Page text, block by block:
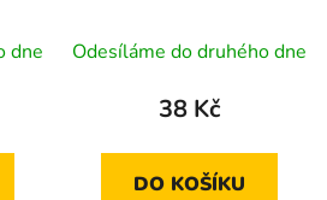
dne Odesíláme do druhého dne
38 Kč
DO KOŠÍKU